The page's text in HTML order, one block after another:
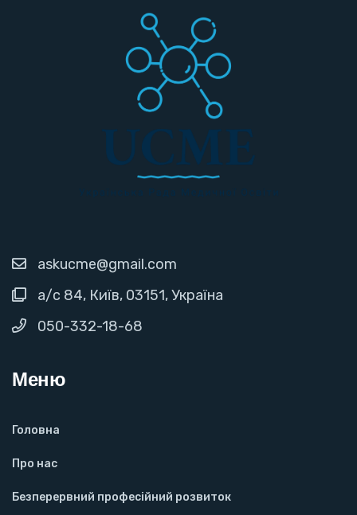
askucme@gmail.com
а/с 84, Київ, 03151, Україна
050-332-18-68
Меню
Головна
Про нас
Безперервний професійний розвиток